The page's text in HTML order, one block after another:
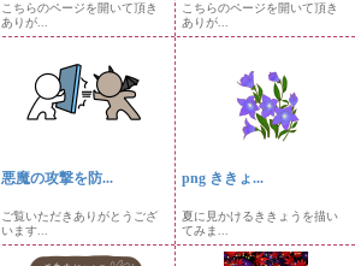
こちらのページを開いて頂き
ありが...
こちらのページを開いて頂き
ありが...
悪魔の攻撃を防...
ご覧いただきありがとうござ
います...
png ききょ...
夏に見かけるききょうを描い
てみま...